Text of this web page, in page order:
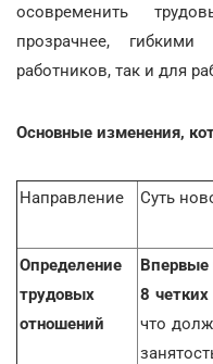
осовременить
прозрачнее,
работников, так и для
Основные изменения,
Направление Суть
Определение
трудовых
отношений
Впервые
8
что